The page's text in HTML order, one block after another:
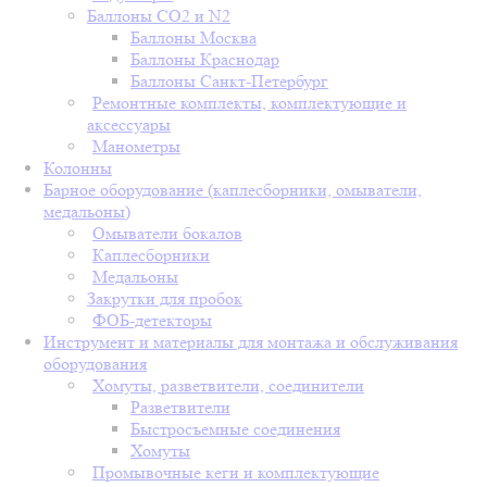
Баллоны СО2 и N2
Баллоны Москва
Баллоны Краснодар
Баллоны Санкт-Петербург
Ремонтные комплекты, комплектующие и
аксессуары
Манометры
Колонны
Барное оборудование (каплесборники, омыватели,
медальоны)
Омыватели бокалов
Каплесборники
Медальоны
Закрутки для пробок
ФОБ-детекторы
Инструмент и материалы для монтажа и обслуживания
оборудования
Хомуты, разветвители, соединители
Разветвители
Быстросъемные соединения
Хомуты
Промывочные кеги и комплектующие